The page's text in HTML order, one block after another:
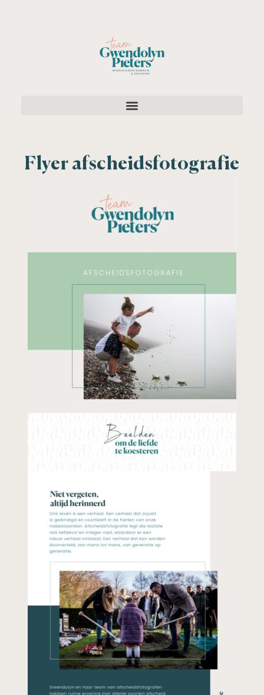
Flyer afscheidsfotografie